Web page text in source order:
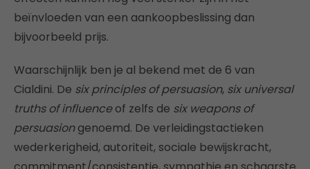
beïnvloeden van een aankoopbeslissing dan
bijvoorbeeld prijs.
Waarschijnlijk ben je al bekend met de 6 van
Cialdini. De six principles of persuasion, six universal
truths of influenceof zelfs de six weapons of
persuasiongenoemd. De verleidingstactieken
wederkerigheid, autoriteit, sociale bewijskracht,